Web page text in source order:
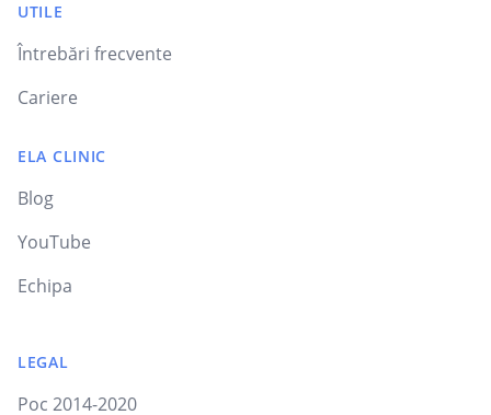
UTILE
Întrebări frecvente
Cariere
ELA CLINIC
Blog
YouTube
Echipa
LEGAL
Poc 2014-2020